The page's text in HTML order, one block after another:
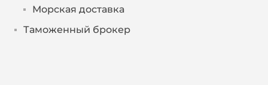
Морская доставка
Таможенный брокер